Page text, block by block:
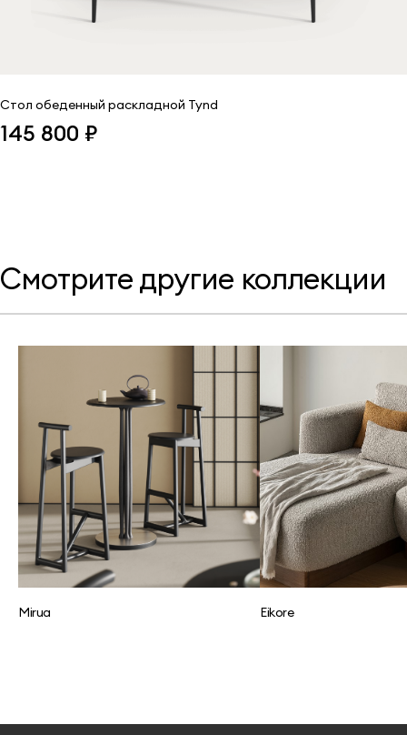
Стол обеденный раскладной Tynd
145 800 ₽
Смотрите другие коллекции
Mirua Eikore